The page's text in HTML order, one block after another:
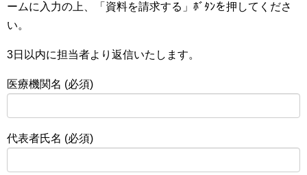
ームに入力の上、「資料を請求する」ﾎﾞﾀﾝを押してくださ
い。
3日以内に担当者より返信いたします。
医療機関名 (必須)
代表者氏名 (必須)